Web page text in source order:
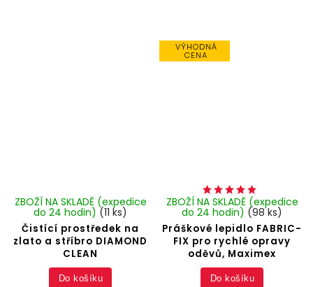
Čistící prostředek na
zlato a stříbro DIAMOND
CLEAN
ZBOŽÍ NA SKLADĚ (expedice
do 24 hodin) (11 ks)
Do košíku
VÝHODNÁ
CENA
Práškové lepidlo FABRIC-
FIX pro rychlé opravy
oděvů, Maximex
ZBOŽÍ NA SKLADĚ (expedice
do 24 hodin) (98 ks)
Do košíku